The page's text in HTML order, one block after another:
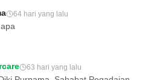
64 hari yang lalu
63 hari yang lalu